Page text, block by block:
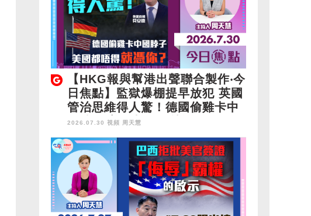
【HKG報與幫港出聲聯合製作‧今
日焦點】監獄爆棚提早放犯 英國
管治思維得人驚！德國偷雞卡中
國脖子 美國都唔得就憑你？
2026.07.30 視頻 周天慧